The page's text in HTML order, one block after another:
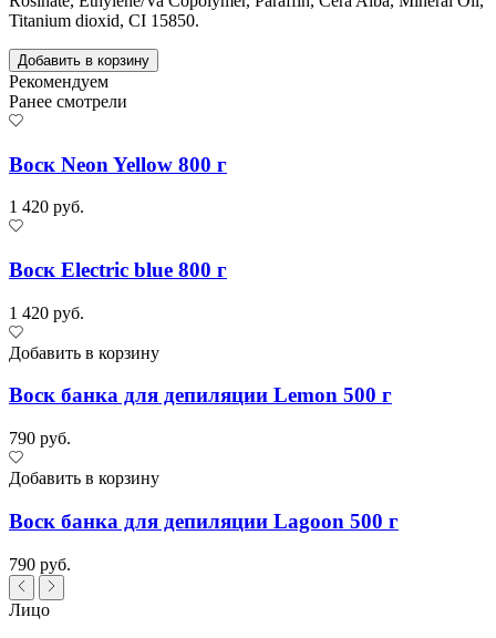
Titanium dioxid, СI 15850.
Добавить в корзину
Рекомендуем
Ранее смотрели
Воск Neon Yellow 800 г
1 420 руб.
Воск Electric blue 800 г
1 420 руб.
Добавить в корзину
Воск банка для депиляции Lemon 500 г
790 руб.
Добавить в корзину
Воск банка для депиляции Lagoon 500 г
790 руб.
Лицо